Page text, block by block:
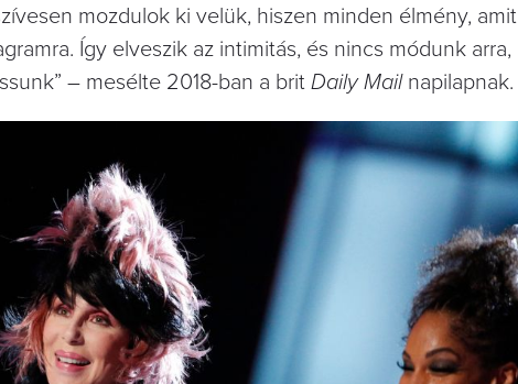
mozdulok ki velük, hiszen minden élmény, amit
Így elveszik az intimitás, és nincs módunk arra,
– mesélte 2018-ban a brit Daily Mail napilapnak.